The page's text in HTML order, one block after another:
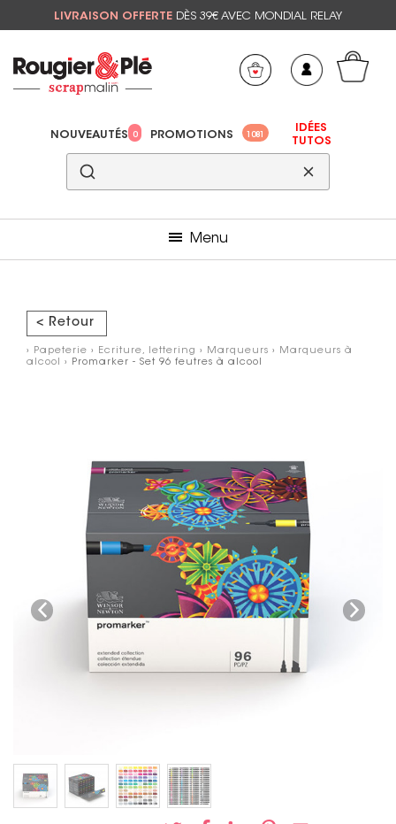
LIVRAISON OFFERTE DÈS 39€ AVEC MONDIAL RELAY
NOUVEAUTÉS 0 PROMOTIONS 1081
IDÉES
TUTOS
Menu
< Retour
› Papeterie › Ecriture, lettering › Marqueurs › Marqueurs à
alcool › Promarker - Set 96 feutres à alcool